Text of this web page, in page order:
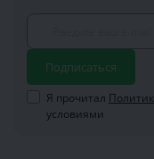
Подписаться
Я прочитал
условиями